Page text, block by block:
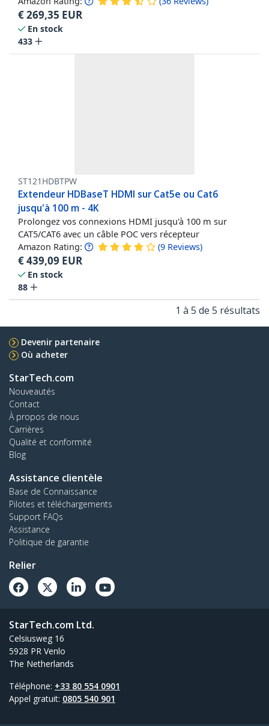
€269,35 EUR
En stock
433
ST121HDBTPW
Extendeur HDBaseT HDMI sur Cat5e ou Cat6
jusqu'à 100 m - 4K
Prolongez vos connexions HDMI jusqu'à 100 m sur
CAT5/CAT6 avec un câble POC vers récepteur
Amazon Rating: (9 Reviews)
€439,09 EUR
En stock
88
1 à 5 de 5 résultats
Devenir partenaire
Où acheter
StarTech.com
Nouveautés
Contact
À propos de nous
Carrières
Qualité et conformité
Blog
Assistance clientèle
Base de Connaissance
Pilotes et téléchargements
Support FAQs
Assistance
Politique de garantie
Relier
StarTech.com Ltd.
Celsiusweg 16
5928 PR Venlo
The Netherlands
Téléphone: +33 80 554 0901
Appel gratuit: 0805 540 901